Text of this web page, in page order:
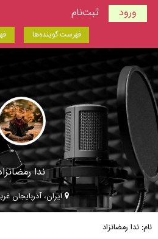
ورود ثبت‌نام
فهرست گوینده‌ها
ندا
ایران، آذربايجان
نام: ندا رمضانزاد